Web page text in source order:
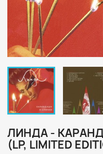
ЛИНДА -
(LP, LIMITED